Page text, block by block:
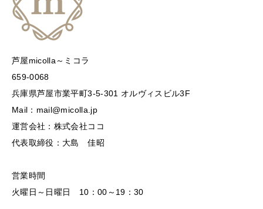
芦屋micolla～ミコラ
659-0068
兵庫県芦屋市業平町3-5-301 オルヴィスビル3F
Mail：mail@micolla.jp
運営会社：株式会社ココ
代表取締役：大島 佳昭
営業時間
火曜日～日曜日 10：00～19：30